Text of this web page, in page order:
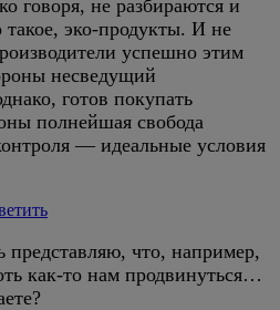
говоря, не разбираются и
такое, эко-продукты. И не
успешно этим
несведущий
готов покупать
полнейшая свобода
— идеальные условия
что, например,
как-то нам продвинуться…